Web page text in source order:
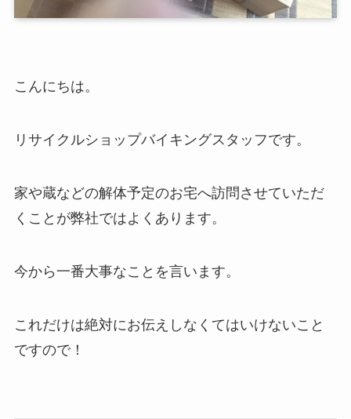
こんにちは。
リサイクルショップバイキングスタッフです。
家や蔵などの解体予定のお宅へ訪問させていただ
くことが弊社ではよくあります。
今から一番大事なことを言います。
これだけは絶対にお伝えしなくてはいけないこと
ですので！